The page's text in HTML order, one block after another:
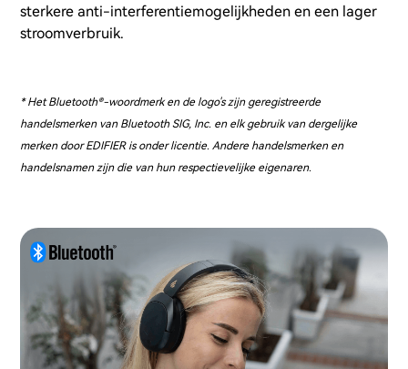
sterkere anti-interferentiemogelijkheden en een lager
stroomverbruik.
* Het Bluetooth®-woordmerk en de logo's zijn geregistreerde
handelsmerken van Bluetooth SIG, Inc. en elk gebruik van dergelijke
merken door EDIFIER is onder licentie. Andere handelsmerken en
handelsnamen zijn die van hun respectievelijke eigenaren.